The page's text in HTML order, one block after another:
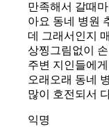
만족해서 갈때
아요 동네 병원
데 그래서인지
상찡그림없이
주변 지인들에
오래오래 동네
많이 호전되서
익명